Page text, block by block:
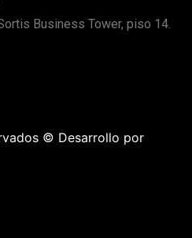
Business Tower, piso 14.
© Desarrollo por